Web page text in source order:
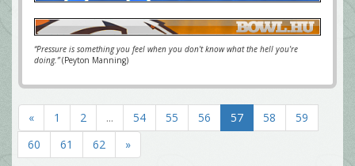
“Pressure is something you feel when you don't know what the hell you're
doing.”(Peyton Manning)
« 1 2 ... 54 55 56 57 58
59
60
61 62 »